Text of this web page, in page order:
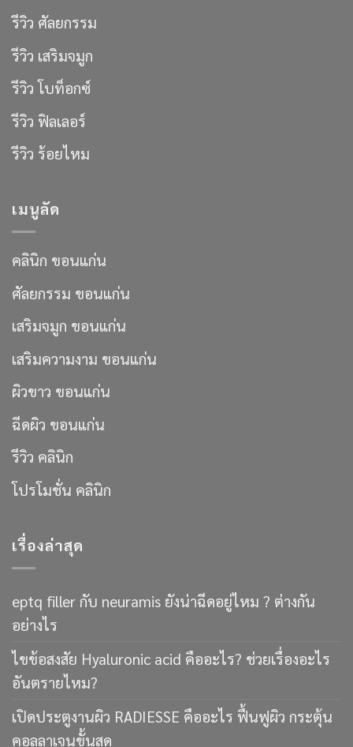
รีวิว ศัลยกรรม
รีวิว เสริมจมูก
รีวิว โบท็อกซ์
รีวิว ฟิลเลอร์
รีวิว ร้อยไหม
เมนูลัด
คลินิก ขอนแก่น
ศัลยกรรม ขอนแก่น
เสริมจมูก ขอนแก่น
เสริมความงาม ขอนแก่น
ผิวขาว ขอนแก่น
ฉีดผิว ขอนแก่น
รีวิว คลินิก
โปรโมชั่น คลินิก
เรื่องล่าสุด
eptq filler กับ neuramis ยังน่าฉีดอยู่ไหม ? ต่างกัน
อย่างไร
ไขข้อสงสัย Hyaluronic acid คืออะไร? ช่วยเรื่องอะไร
อันตรายไหม?
เปิดประตูงานผิว RADIESSE คืออะไร ฟื้นฟูผิว กระตุ้น
คอลลาเจนขั้นสุด